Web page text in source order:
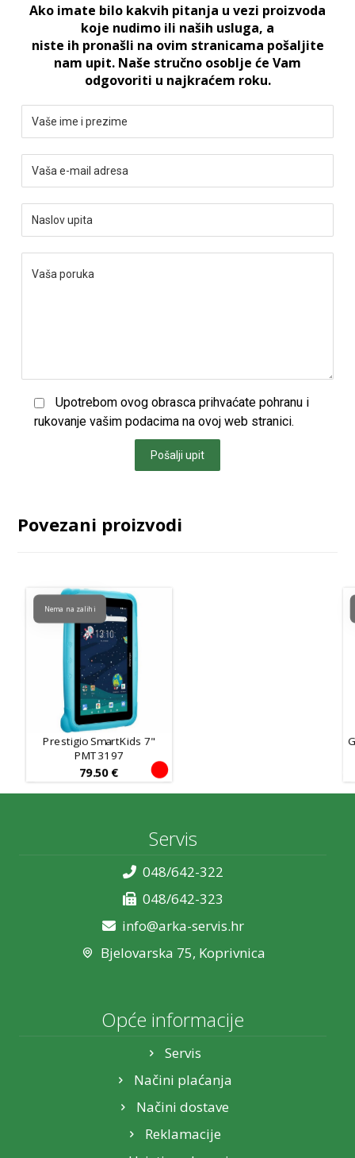
Ako imate bilo kakvih pitanja u vezi proizvoda
koje nudimo ili naših usluga, a
niste ih pronašli na ovim stranicama pošaljite
nam upit. Naše stručno osoblje će Vam
odgovoriti u najkraćem roku.
Upotrebom ovog obrasca prihvaćate pohranu i
rukovanje vašim podacima na ovoj web stranici.
Pošalji upit
Povezani proizvodi
Prestigio SmartKids 7"
PMT3197
79.50 €
Nema na zalihi
Servis
048/642-322
048/642-323
info@arka-servis.hr
Bjelovarska 75, Koprivnica
Opće informacije
Servis
Načini plaćanja
Načini dostave
Reklamacije